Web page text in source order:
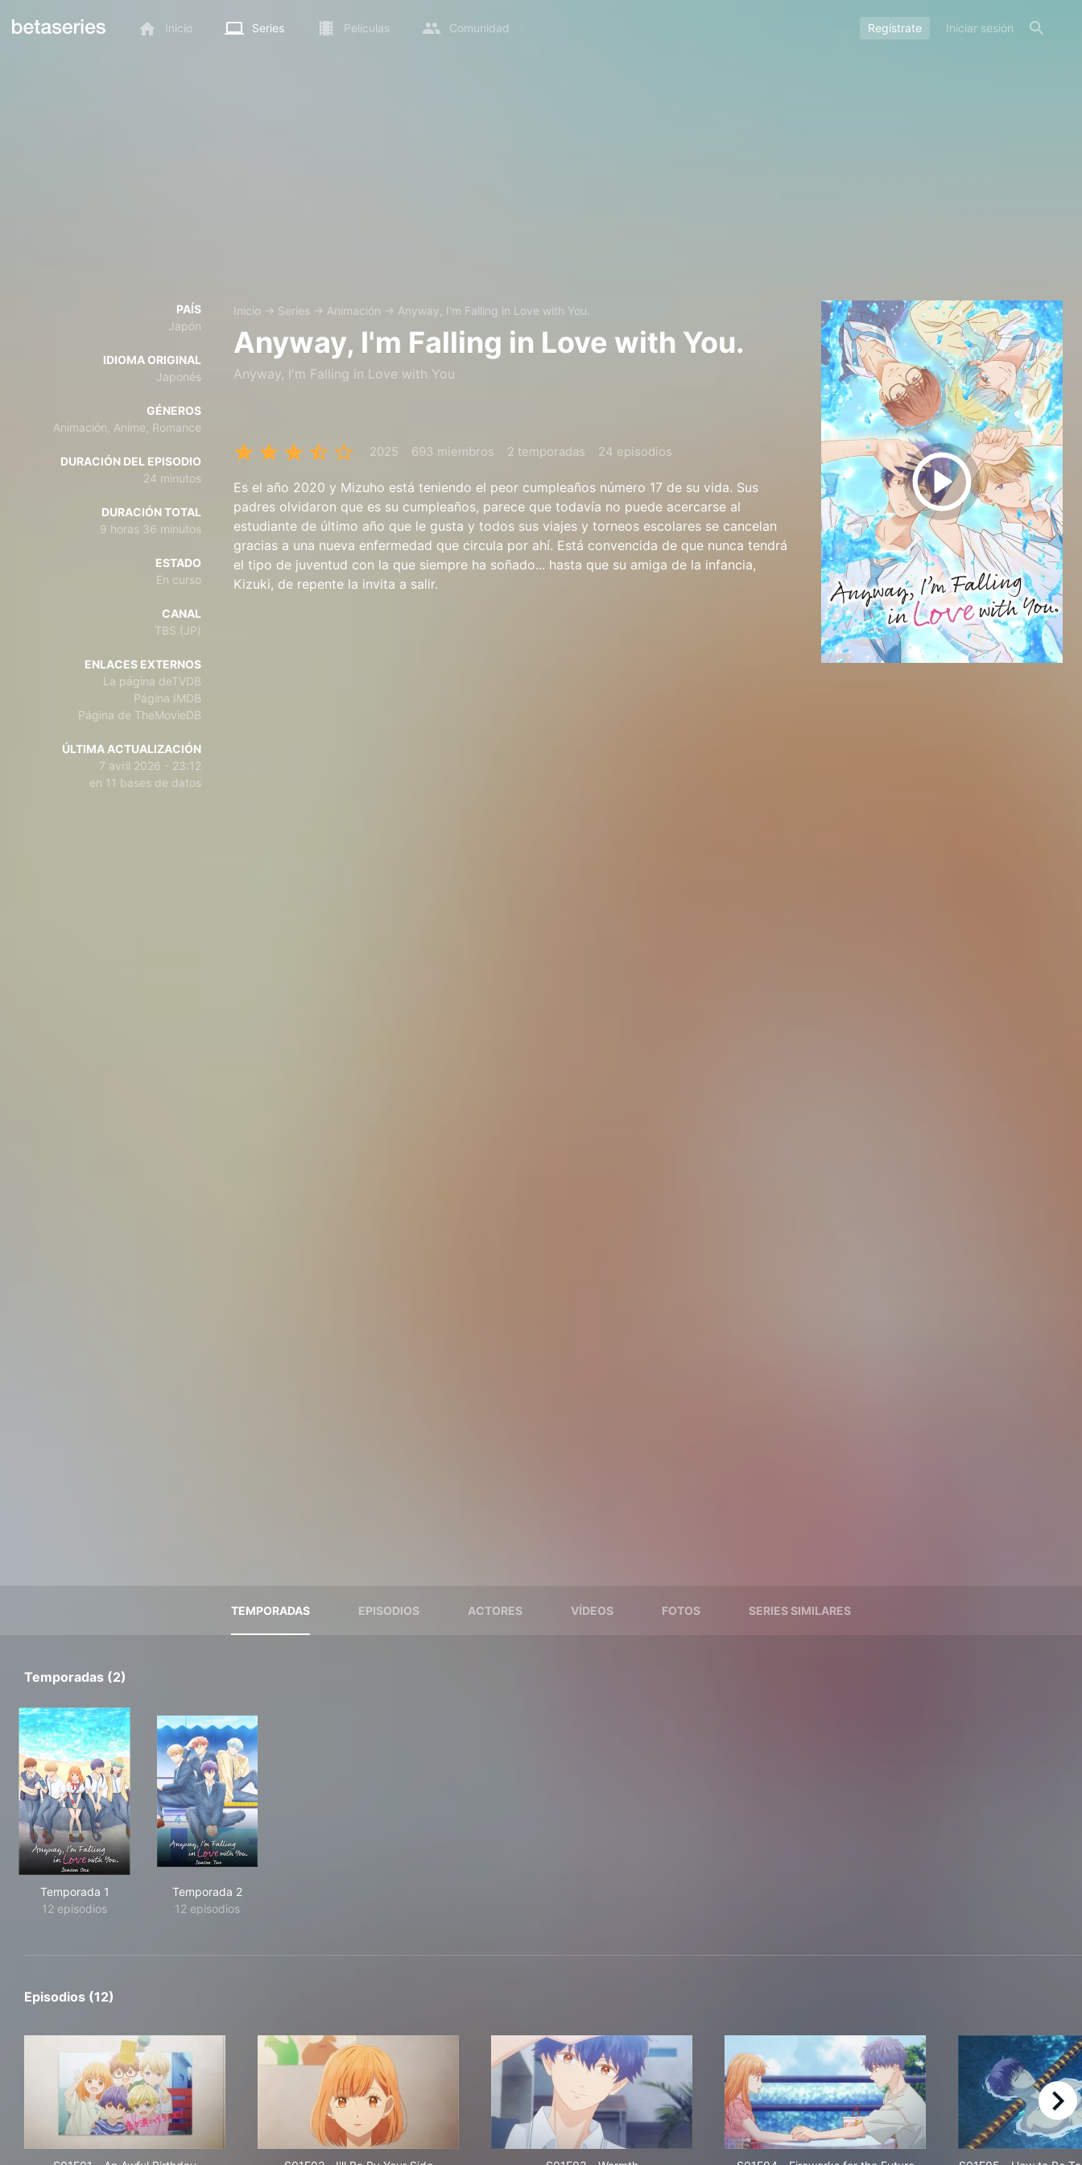
Inicio Series Películas Comunidad Regístrate Iniciar sesión
PAÍS
Japón
IDIOMA ORIGINAL
Japonés
GÉNEROS
Animación, Anime, Romance
DURACIÓN DEL EPISODIO
24 minutos
DURACIÓN TOTAL
9 horas 36 minutos
ESTADO
En curso
CANAL
TBS (JP)
ENLACES EXTERNOS
La página deTVDB
Página IMDB
Página de TheMovieDB
ÚLTIMA ACTUALIZACIÓN
7 avril 2026 - 23:12
en 11 bases de datos
Inicio → Series → Animación → Anyway, I'm Falling in Love with You.
Anyway, I'm Falling in Love with You.
Anyway, I'm Falling in Love with You
2025 693 miembros 2 temporadas 24 episodios
Es el año 2020 y Mizuho está teniendo el peor cumpleaños número 17 de su vida. Sus
padres olvidaron que es su cumpleaños, parece que todavía no puede acercarse al
estudiante de último año que le gusta y todos sus viajes y torneos escolares se cancelan
gracias a una nueva enfermedad que circula por ahí. Está convencida de que nunca tendrá
el tipo de juventud con la que siempre ha soñado... hasta que su amiga de la infancia,
Kizuki, de repente la invita a salir.
TEMPORADAS EPISODIOS ACTORES VÍDEOS FOTOS SERIES SIMILARES
Temporadas (2)
Temporada 1
12 episodios
Temporada 2
12 episodios
Episodios (12)
right